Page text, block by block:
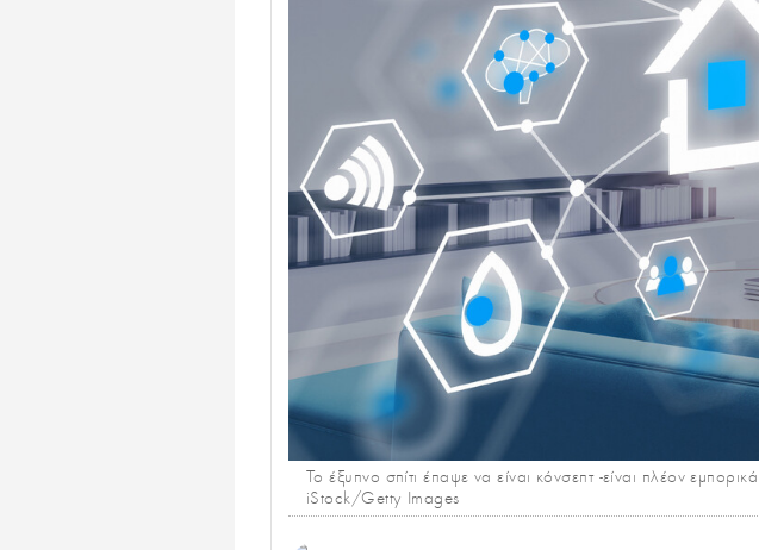
Το έξυπνο σπίτι έπαψε να είναι κόνσεπτ -είναι πλέον
iStock/Getty Images